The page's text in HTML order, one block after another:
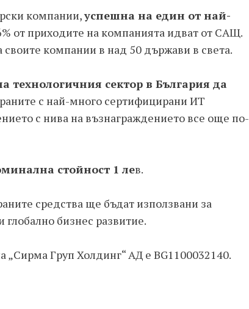
компании,успешна на един от най-
от приходите на компанията идват от САЩ.
своите компании в над 50 държави в света.
технологичния сектор в България да
с най-много сертифицирани ИТ
с нива на възнаграждението все още по-
стойност 1 лев.
средства ще бъдат използвани за
бизнес развитие.
„Сирма Груп Холдинг“ АД е BG1100032140.